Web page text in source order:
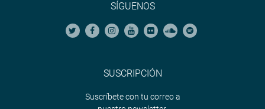
SÍGUENOS
SUSCRIPCIÓN
Suscríbete con tu correo a